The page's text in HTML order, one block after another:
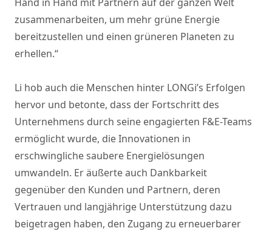
zusammenarbeiten, um mehr grüne Energie
bereitzustellen und einen grüneren Planeten zu
erhellen.“
Li hob auch die Menschen hinter LONGi’s Erfolgen
hervor und betonte, dass der Fortschritt des
Unternehmens durch seine engagierten F&E-Teams
ermöglicht wurde, die Innovationen in
erschwingliche saubere Energielösungen
umwandeln. Er äußerte auch Dankbarkeit
gegenüber den Kunden und Partnern, deren
Vertrauen und langjährige Unterstützung dazu
beigetragen haben, den Zugang zu erneuerbarer